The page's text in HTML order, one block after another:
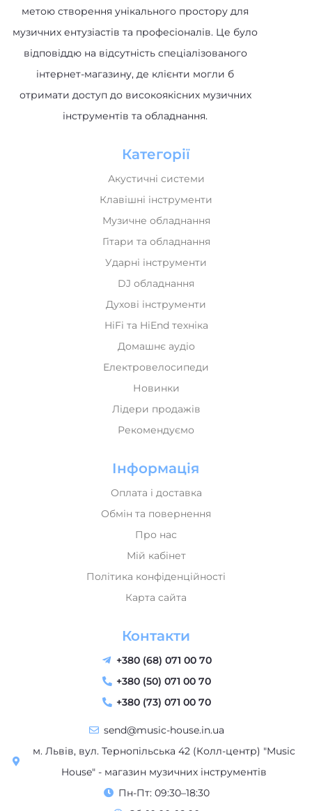
музичних ентузіастів та професіоналів. Це було
відповіддю на відсутність спеціалізованого
інтернет-магазину, де клієнти могли б
отримати доступ до високоякісних музичних
інструментів та обладнання.
Акустичні системи
Клавішні інструменти
Музичне обладнання
Гітари та обладнання
Ударні інструменти
DJ обладнання
Духові інструменти
HiFi та HiEnd техніка
Домашнє аудіо
Електровелосипеди
Новинки
Лідери продажів
Рекомендуємо
Оплата і доставка
Обмін та повернення
Про нас
Мій кабінет
Політика конфіденційності
Карта сайта
+380 (68) 071 00 70
+380 (50) 071 00 70
+380 (73) 071 00 70
send@music-house.in.ua
м. Львів, вул. Тернопільська 42 (Колл-центр) "Music
House" - магазин музичних інструментів
Пн-Пт: 09:30–18:30
Сб: 10:00–16:00